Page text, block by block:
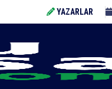
YAZARLAR